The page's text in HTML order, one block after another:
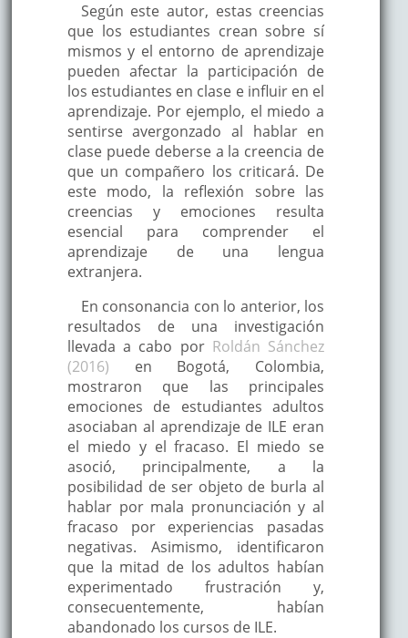
Según este autor, estas creencias
que los estudiantes crean sobre sí
mismos y el entorno de aprendizaje
pueden afectar la participación de
los estudiantes en clase e influir en el
aprendizaje. Por ejemplo, el miedo a
sentirse avergonzado al hablar en
clase puede deberse a la creencia de
que un compañero los criticará. De
este modo, la reflexión sobre las
creencias y emociones resulta
esencial para comprender el
aprendizaje de una lengua
extranjera.
En consonancia con lo anterior, los
resultados de una investigación
llevada a cabo por Roldán Sánchez
(2016) en Bogotá, Colombia,
mostraron que las principales
emociones de estudiantes adultos
asociaban al aprendizaje de ILE eran
el miedo y el fracaso. El miedo se
asoció, principalmente, a la
posibilidad de ser objeto de burla al
hablar por mala pronunciación y al
fracaso por experiencias pasadas
negativas. Asimismo, identificaron
que la mitad de los adultos habían
experimentado frustración y,
consecuentemente, habían
abandonado los cursos de ILE.